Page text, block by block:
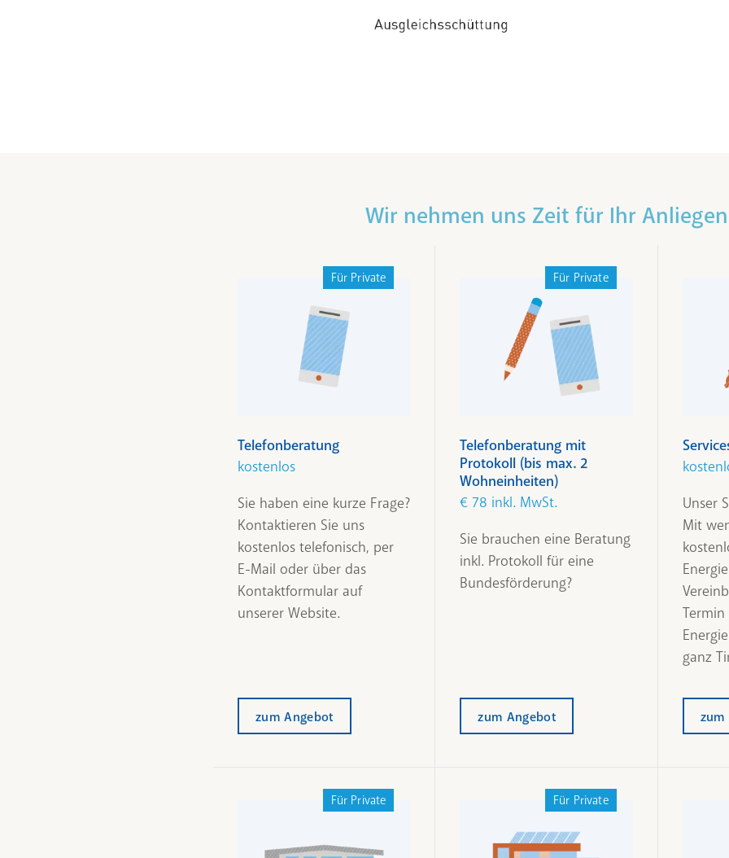
Wir nehmen uns Zeit für Ihr Anliegen
Für Private
Telefonberatung
kostenlos
Sie haben eine kurze Frage?
Kontaktieren Sie uns
kostenlos telefonisch, per
E-Mail oder über das
Kontaktformular auf
unserer Website.
zum Angebot
Für Private
Telefonberatung mit
Protokoll (bis max. 2
Wohneinheiten)
€ 78 inkl. MwSt.
Sie brauchen eine Beratung
inkl. Protokoll für eine
Bundesförderung?
zum Angebot
Unser
Mit
ganz
zum
Für Private Für Private